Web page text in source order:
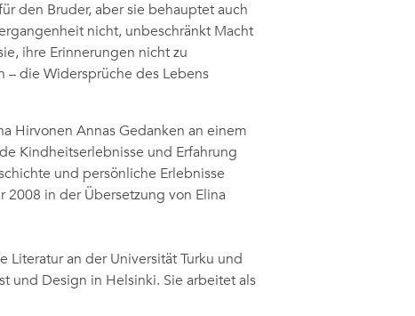
den Bruder, aber sie behauptet auch
nicht, unbeschränkt Macht
ihre Erinnerungen nicht zu
– die Widersprüche des Lebens
Hirvonen Annas Gedanken an einem
Kindheitserlebnisse und Erfahrung
und persönliche Erlebnisse
2008 in der Übersetzung von Elina
an der Universität Turku und
und Design in Helsinki. Sie arbeitet als